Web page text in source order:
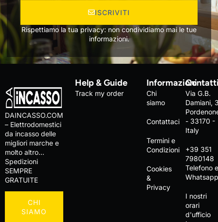
ISCRIVITI
Rispettiamo la tua privacy: non condividiamo mai le tue
informazioni.
DAINCASSO.COM
– Elettrodomestici
da incasso delle
migliori marche e
molto altro…
Spedizioni
SEMPRE
GRATUITE
CHI
SIAMO
Help & Guide
Track my order
Informazioni
Chi
siamo
Contattaci
Termini e
Condizioni
Cookies
&
Privacy
Via G.B.
Damiani,
- 33170 -
Italy
+39 351
7980148
Telefono
I nostri
orari
d'ufficio